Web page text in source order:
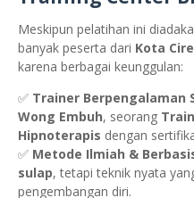
Meskipun pelatihan ini
banyak peserta dari Kota
karena berbagai keunggulan:
✅ Trainer Berpengalaman
Wong Embuh, seorang
Hipnoterapis dengan
✅ Metode Ilmiah &
sulap, tetapi teknik nyata
pengembangan diri.